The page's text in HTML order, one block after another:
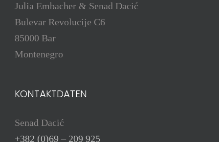
Julia Embacher & Senad Dacić
Bulevar Revolucije C6
85000 Bar
Montenegro
KONTAKTDATEN
Senad Dacić
+382 (0)69 – 209 925